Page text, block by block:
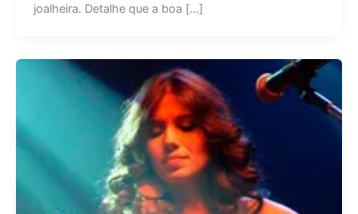
joalheira. Detalhe que a boa […]